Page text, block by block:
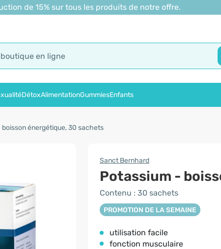
de 15% sur tous les produits de notre offre.
DétoxAlimentationGummiesEnfants
boisson énergétique, 30 sachets
Sanct Bernhard
Potassium -
Contenu : 30 sachets
PROMOTION DE LA SEMAINE
utilisation facile
fonction musculaire